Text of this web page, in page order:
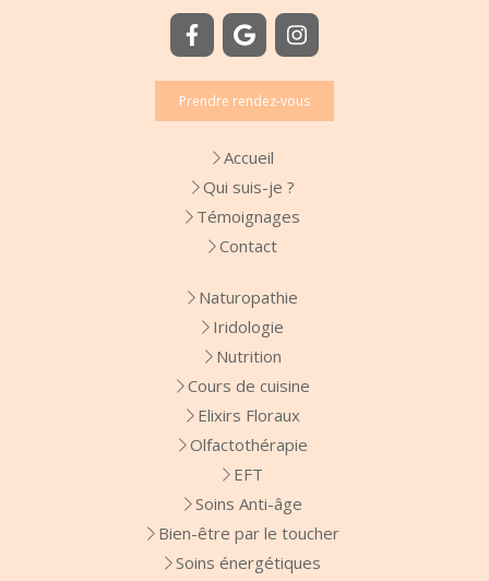
Prendre rendez-vous
Accueil
Qui suis-je ?
Témoignages
Contact
Naturopathie
Iridologie
Nutrition
Cours de cuisine
Elixirs Floraux
Olfactothérapie
EFT
Soins Anti-âge
Bien-être par le toucher
Soins énergétiques